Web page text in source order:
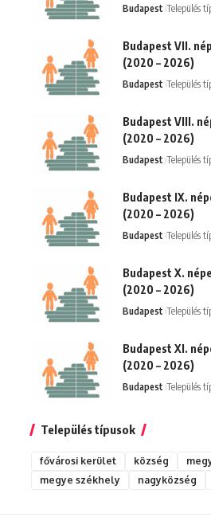
Budapest Település
Budapest VII.
(2020 – 2026)
Budapest Település
Budapest VIII.
(2020 – 2026)
Budapest Település
Budapest IX.
(2020 – 2026)
Budapest Település
Budapest X.
(2020 – 2026)
Budapest Település
Budapest XI.
(2020 – 2026)
Budapest Település
Település típusok
fővárosi kerület község
megye székhely
nagyközség